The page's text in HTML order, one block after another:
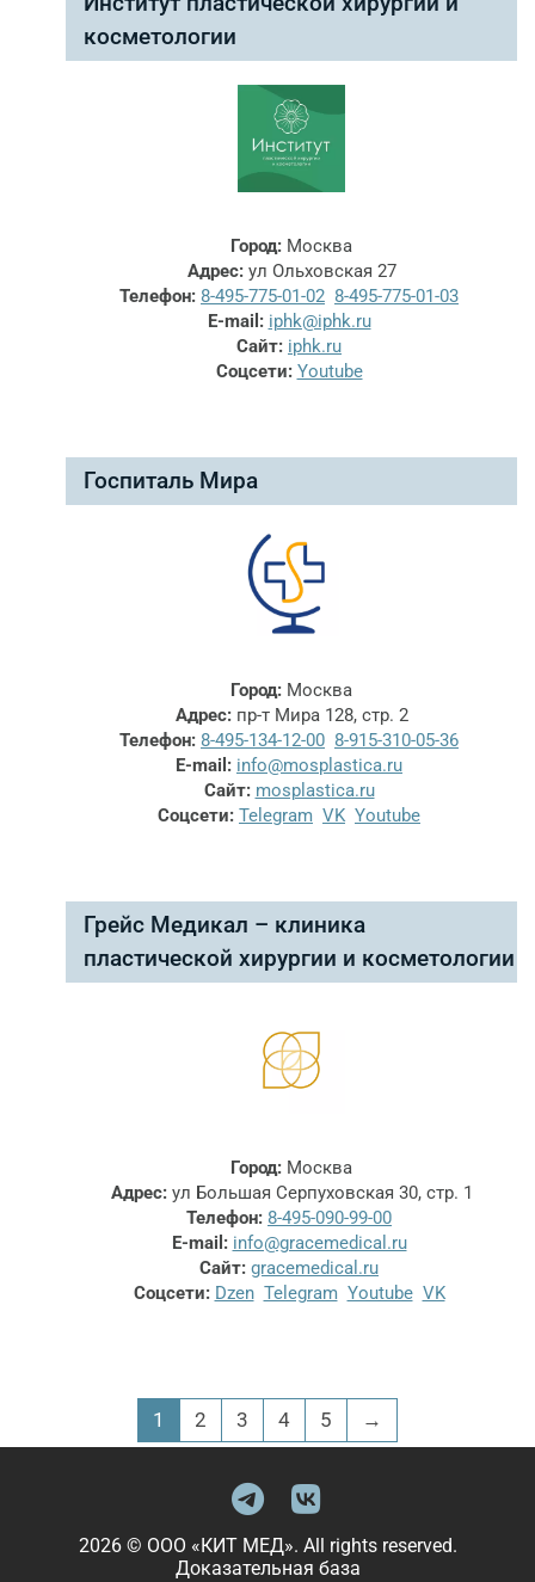
косметологии
Город: Москва
Адрес:ул Ольховская 27
Телефон: 8-495-775-01-02 8-495-775-01-03
E-mail: iphk@iphk.ru
Сайт: iphk.ru
Соцсети: Youtube
Госпиталь Мира
Город: Москва
Адрес:пр-т Мира 128, стр. 2
Телефон: 8-495-134-12-00 8-915-310-05-36
E-mail: info@mosplastica.ru
Сайт: mosplastica.ru
Соцсети: Telegram VK Youtube
Грейс Медикал – клиника
пластической хирургии и косметологии
Город: Москва
Адрес:ул Большая Серпуховская 30, стр. 1
Телефон: 8-495-090-99-00
E-mail: info@gracemedical.ru
Сайт: gracemedical.ru
Соцсети: Dzen Telegram Youtube VK
1 2 3 4 5 →
2026 © ООО «КИТ МЕД». All rights reserved.
Доказательная база